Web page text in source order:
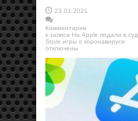
23.01.2021
Комментарии
к записи На Apple подали в
Store игры о коронавирусе
отключены